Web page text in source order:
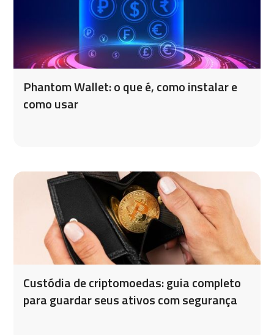
Phantom Wallet: o que é, como instalar e
como usar
Custódia de criptomoedas: guia completo
para guardar seus ativos com segurança